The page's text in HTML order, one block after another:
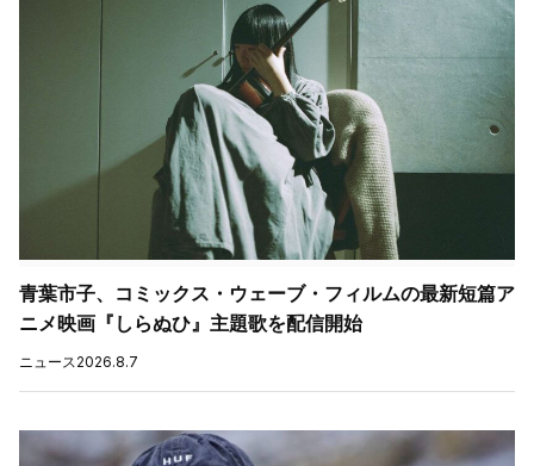
青葉市子、コミックス・ウェーブ・フィルムの最新短篇ア
ニメ映画『しらぬひ』主題歌を配信開始
ニュース 2026.8.7